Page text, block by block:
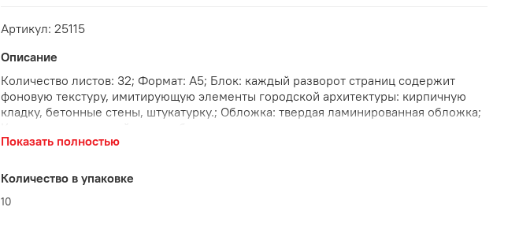
Артикул: 25115
Описание
Количество листов: 32; Формат: А5; Блок: каждый разворот страниц содержит
фоновую текстуру, имитирующую элементы городской архитектуры: кирпичную
кладку, бетонные стены, штукатурку.; Обложка: твердая ламинированная обложка;
Показать полностью
Количество в упаковке
10